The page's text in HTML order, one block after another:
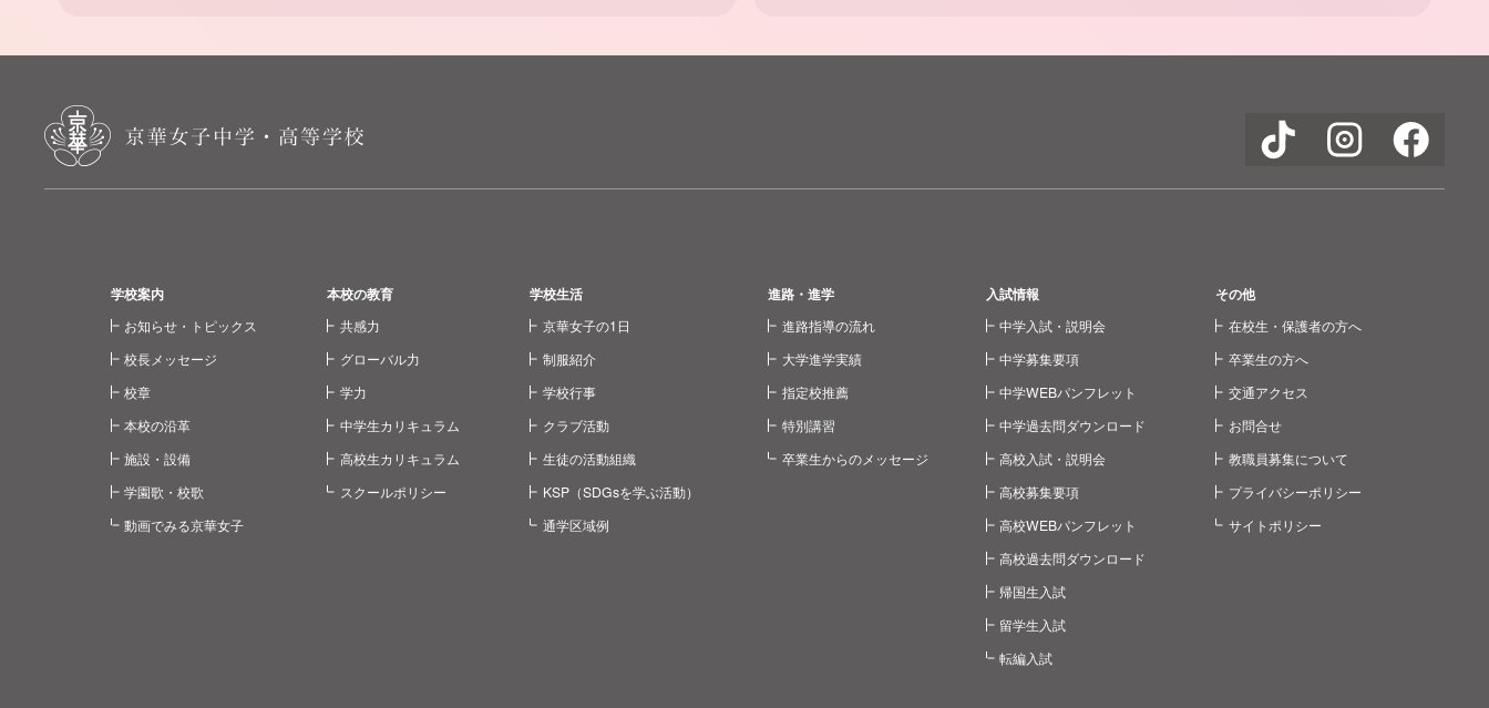
学校案内
お知らせ・トピックス
校長メッセージ
校章
本校の沿革
施設・設備
学園歌・校歌
動画でみる京華女子
本校の教育
共感力
グローバル力
学力
中学生カリキュラム
高校生カリキュラム
スクールポリシー
学校生活
京華女子の1日
制服紹介
学校行事
クラブ活動
生徒の活動組織
KSP（SDGsを学ぶ活動）
通学区域例
進路・進学
進路指導の流れ
大学進学実績
指定校推薦
特別講習
卒業生からのメッセージ
入試情報
中学入試・説明会
中学募集要項
中学WEBパンフレット
中学過去問ダウンロード
高校入試・説明会
高校募集要項
高校WEBパンフレット
高校過去問ダウンロード
帰国生入試
留学生入試
転編入試
その他
在校生・保護者の方へ
卒業生の方へ
交通アクセス
お問合せ
教職員募集について
プライバシーポリシー
サイトポリシー